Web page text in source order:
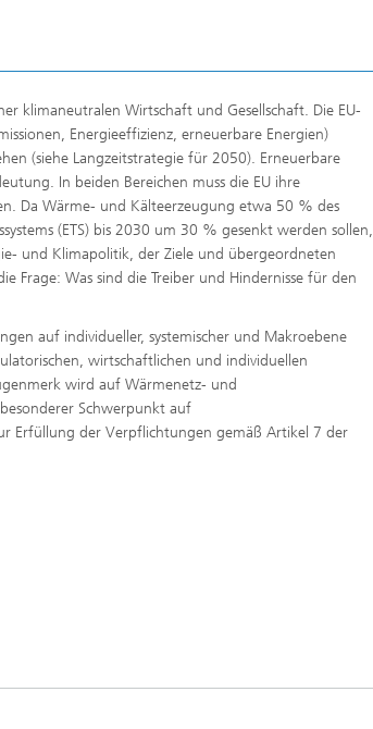
klimaneutralen Wirtschaft und Gesellschaft. Die EU-
Energieeffizienz, erneuerbare Energien)
(siehe Langzeitstrategie für 2050). Erneuerbare
In beiden Bereichen muss die EU ihre
Da Wärme- und Kälteerzeugung etwa 50 % des
(ETS) bis 2030 um 30 % gesenkt werden sollen,
und Klimapolitik, der Ziele und übergeordneten
Frage: Was sind die Treiber und Hindernisse für den
auf individueller, systemischer und Makroebene
wirtschaftlichen und individuellen
wird auf Wärmenetz- und
Schwerpunkt auf
Erfüllung der Verpflichtungen gemäß Artikel 7 der